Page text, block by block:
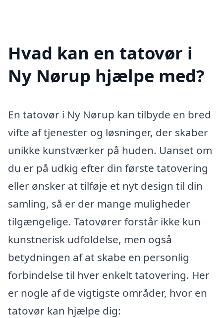
Hvad kan en tatovør i
Ny Nørup hjælpe med?
En tatovør i Ny Nørup kan tilbyde en bred
vifte af tjenester og løsninger, der skaber
unikke kunstværker på huden. Uanset om
du er på udkig efter din første tatovering
eller ønsker at tilføje et nyt design til din
samling, så er der mange muligheder
tilgængelige. Tatovører forstår ikke kun
kunstnerisk udfoldelse, men også
betydningen af at skabe en personlig
forbindelse til hver enkelt tatovering. Her
er nogle af de vigtigste områder, hvor en
tatovør kan hjælpe dig: